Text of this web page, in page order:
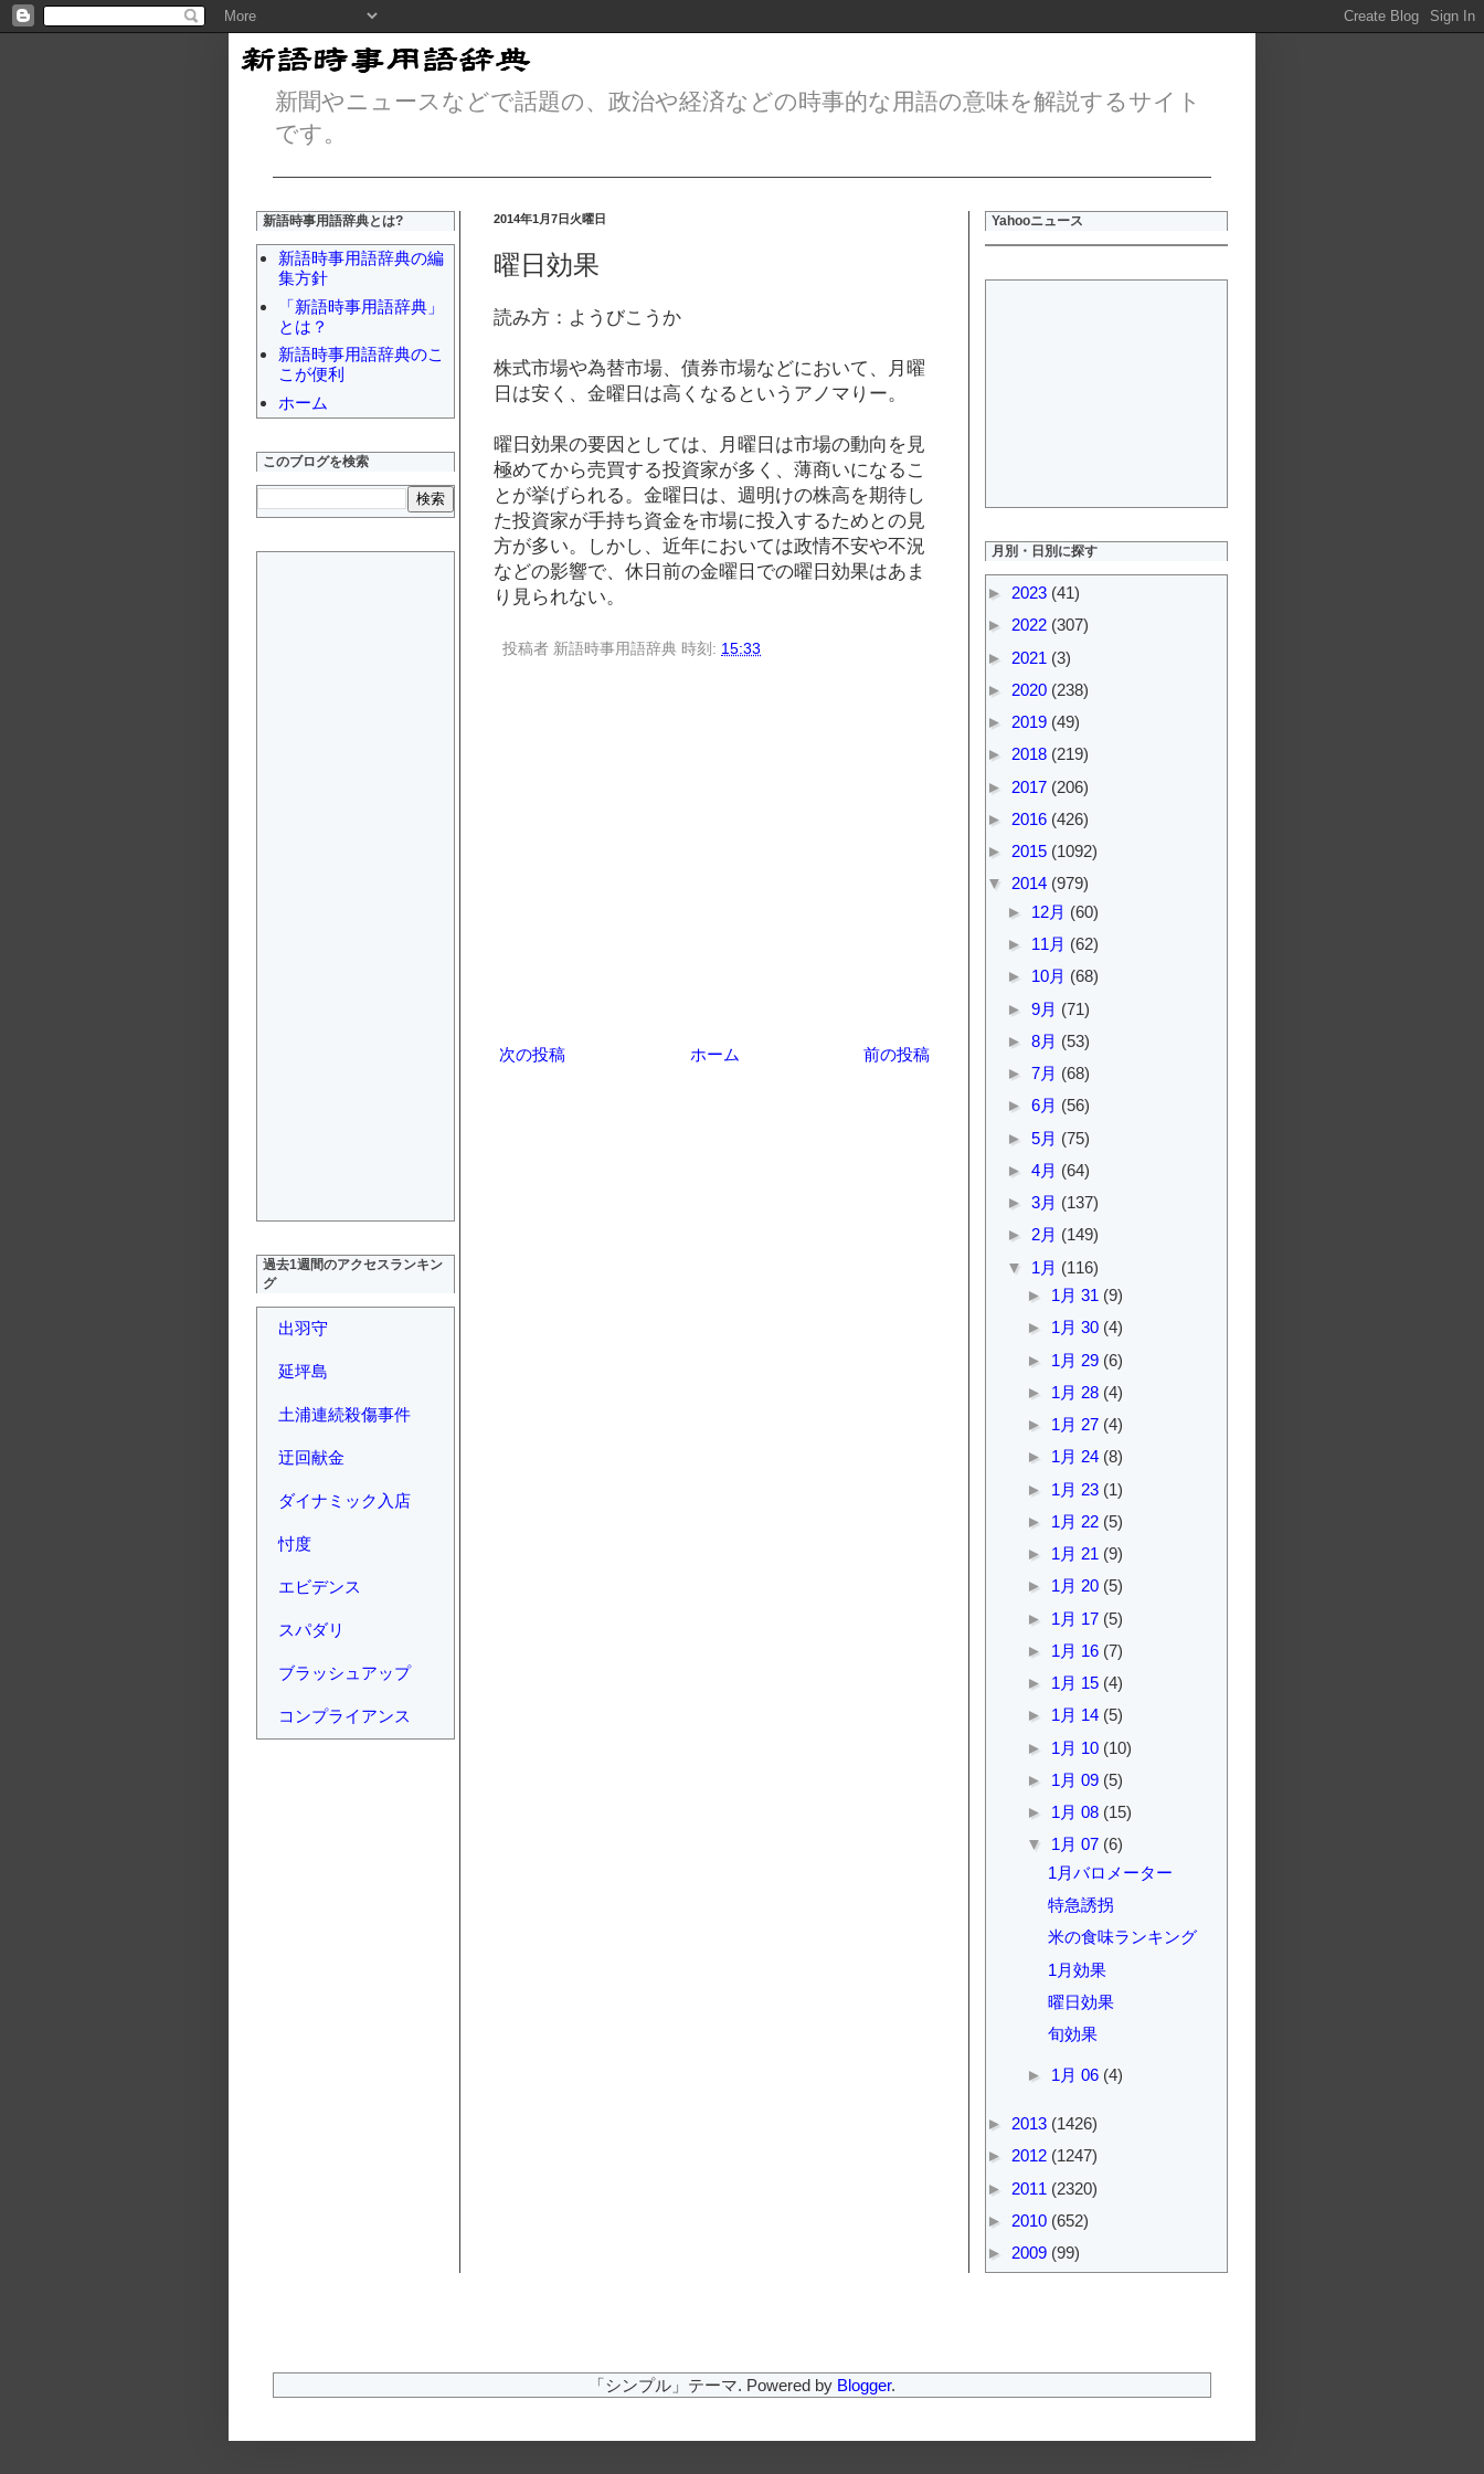
新聞やニュースなどで話題の、政治や経済などの時事的な用語の意味を解説するサイト
です。
2014年1月7日火曜日
曜日効果
読み方：ようびこうか
株式市場や為替市場、債券市場などにおいて、月曜
日は安く、金曜日は高くなるというアノマりー。
曜日効果の要因としては、月曜日は市場の動向を見
極めてから売買する投資家が多く、薄商いになるこ
とが挙げられる。金曜日は、週明けの株高を期待し
た投資家が手持ち資金を市場に投入するためとの見
方が多い。しかし、近年においては政情不安や不況
などの影響で、休日前の金曜日での曜日効果はあま
り見られない。
投稿者 新語時事用語辞典 時刻: 15:33
次の投稿 前の投稿
ホーム
新語時事用語辞典とは?
新語時事用語辞典の編
集方針
「新語時事用語辞典」
とは？
新語時事用語辞典のこ
こが便利
ホーム
このブログを検索
過去1週間のアクセスランキン
グ
出羽守
延坪島
土浦連続殺傷事件
迂回献金
ダイナミック入店
忖度
エビデンス
スパダリ
ブラッシュアップ
コンプライアンス
Yahooニュース
月別・日別に探す
► 2023 (41)
► 2022 (307)
► 2021 (3)
► 2020 (238)
► 2019 (49)
► 2018 (219)
► 2017 (206)
► 2016 (426)
► 2015 (1092)
▼ 2014 (979)
► 12月 (60)
► 11月 (62)
► 10月 (68)
► 9月 (71)
► 8月 (53)
► 7月 (68)
► 6月 (56)
► 5月 (75)
► 4月 (64)
► 3月 (137)
► 2月 (149)
▼ 1月 (116)
► 1月 31 (9)
► 1月 30 (4)
► 1月 29 (6)
► 1月 28 (4)
► 1月 27 (4)
► 1月 24 (8)
► 1月 23 (1)
► 1月 22 (5)
► 1月 21 (9)
► 1月 20 (5)
► 1月 17 (5)
► 1月 16 (7)
► 1月 15 (4)
► 1月 14 (5)
► 1月 10 (10)
► 1月 09 (5)
► 1月 08 (15)
▼ 1月 07 (6)
1月バロメーター
特急誘拐
米の食味ランキング
1月効果
曜日効果
旬効果
► 1月 06 (4)
► 2013 (1426)
► 2012 (1247)
► 2011 (2320)
► 2010 (652)
► 2009 (99)
「シンプル」テーマ. Powered by Blogger.